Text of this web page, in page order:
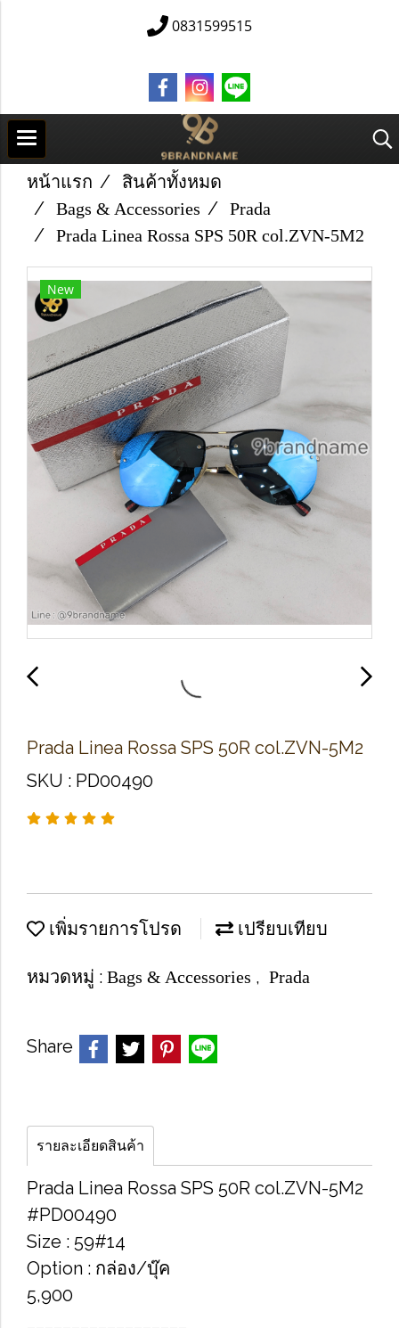
0831599515
หน้าแรก
สินค้าทั้งหมด
Bags & Accessories
Prada
Prada Linea Rossa SPS 50R col.ZVN-5M2
New
Prada Linea Rossa SPS 50R col.ZVN-5M2
SKU : PD00490
เพิ่มรายการโปรด เปรียบเทียบ
หมวดหมู่ : Bags & Accessories , Prada
Share
รายละเอียดสินค้า
Prada Linea Rossa SPS 50R col.ZVN-5M2
#PD00490
Size : 59#14
Option : กล่อง/บุ๊ค
5,900